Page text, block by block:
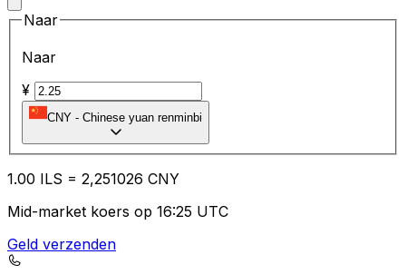
Naar
Naar
¥
CNY - Chinese yuan renminbi
1.00 ILS = 2,251026 CNY
Mid-market koers op 16:25 UTC
Geld verzenden